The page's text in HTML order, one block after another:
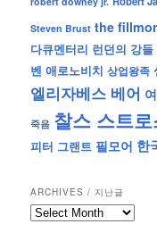
Steven Brust the
다큐멘터리 런던의 강들
벤 애로노비치 상업왕족
엘리자베스 베어
죽음 찰스 스트
피터 그랜트 필모어 한
ARCHIVES / 지난글
archives